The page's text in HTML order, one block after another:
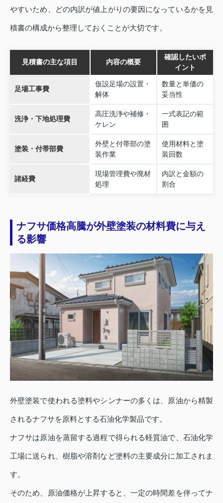
やすいため、どの内訳が値上がりの要因になっているかを見
積書の構成から整理しておくことが大切です。
見積書の主な項目 内容の概要
確認したいポ
イント
足場工事費
仮設足場の設置・
解体
数量と単価の
妥当性
洗浄・下地処理費
高圧洗浄や補修・
ケレン
一式表記の範
囲
塗装・付帯部費
外壁と付帯部の塗
装作業
使用材料と塗
装回数
諸経費
現場管理費や廃材
処理
内訳と金額の
割合
ナフサ価格高騰が外壁塗装の材料費に与え
る影響
外壁塗装で使われる塗料やシンナーの多くは、原油から精製
されるナフサを原料とする石油化学製品です。
ナフサは原油を蒸留する過程で得られる軽質油で、石油化学
工場に送られ、樹脂や溶剤など塗料の主要成分に加工されま
す。
そのため、原油価格が上昇すると、一定の時間差を伴ってナ